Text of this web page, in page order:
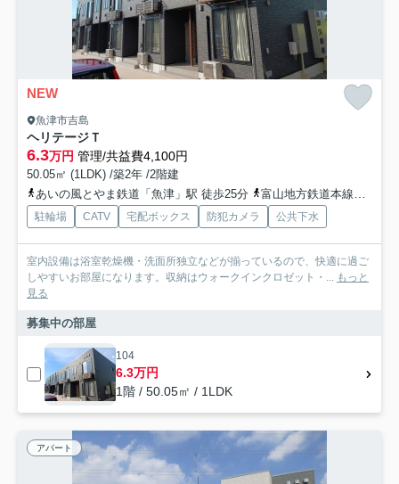
NEW
魚津市吉島
ヘリテージＴ
6.3万円 管理/共益費4,100円
50.05㎡ (1LDK) /築2年 /2階建
あいの風とやま鉄道「魚津」駅 徒歩25分
富山地方鉄道本線「新魚津」駅 徒歩28分
駐輪場 CATV 宅配ボックス 防犯カメラ 公共下水
室内設備は浴室乾燥機・洗面所独立などが揃っているので、快適に過ご
しやすいお部屋になります。収納はウォークインクロゼット・... もっと
見る
募集中の部屋
104
6.3万円
1階 / 50.05㎡ / 1LDK
アパート